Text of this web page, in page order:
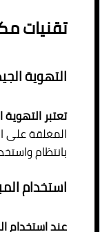
تقنيات
التهوية
تعتبر
المغلقة على
بانتظام
استخدام
عند استخدام